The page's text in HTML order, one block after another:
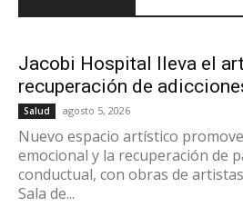
Jacobi Hospital lleva el
recuperación de
Salud agosto 5, 2026
Nuevo espacio artístico
emocional y la recuperación de
conductual, con obras de
Sala de...